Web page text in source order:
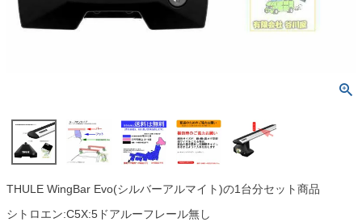
THULE WingBar Evo(シルバーアルマイト)の1台分セット商品
シトロエン:C5X:5ドアルーフレール無し